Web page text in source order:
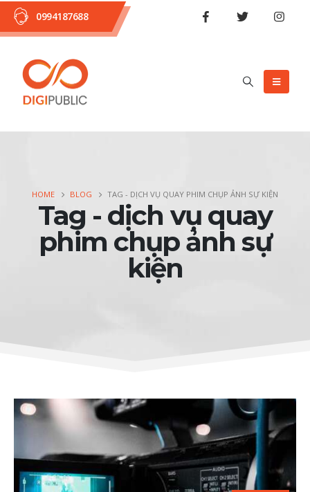
0994187688
HOME BLOG TAG - DỊCH VỤ QUAY PHIM CHỤP ẢNH SỰ KIỆN
Tag - dịch vụ quay
phim chụp ảnh sự
kiện